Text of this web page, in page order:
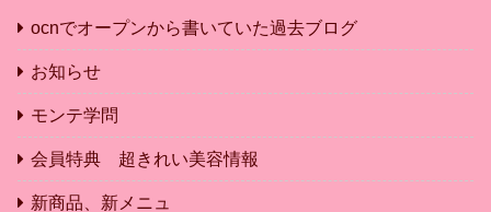
ocnでオープンから書いていた過去ブログ
お知らせ
モンテ学問
会員特典 超きれい美容情報
新商品、新メニュ